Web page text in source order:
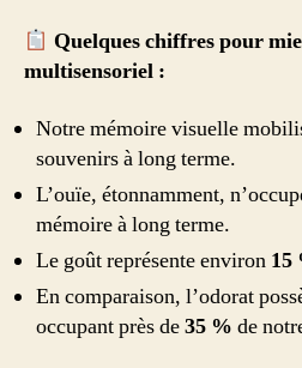
Quelques chiffres pour
multisensoriel :
Notre mémoire visuelle
souvenirs à long terme.
L’ouïe, étonnamment,
mémoire à long terme.
Le goût représente environ 15
En comparaison, l’odorat
occupant près de35 % de